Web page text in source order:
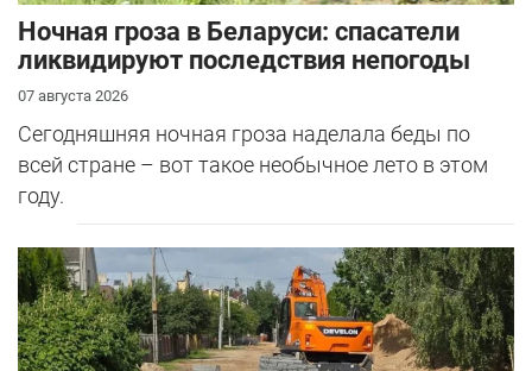
Ночная гроза в Беларуси: спасатели
ликвидируют последствия непогоды
07 августа 2026
Сегодняшняя ночная гроза наделала беды по
всей стране – вот такое необычное лето в этом
году.